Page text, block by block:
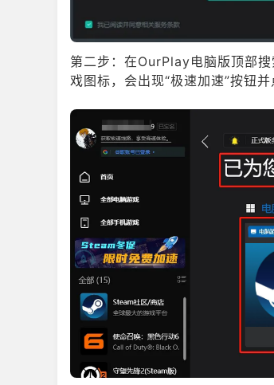
第二步：在OurPlay电脑版顶部
戏图标，会出现“极速加速”按钮并